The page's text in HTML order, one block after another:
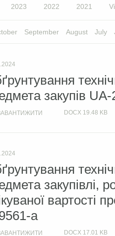
2023 2022 2021
September August July
закупів
DOCX 19.48 KB
закупівлі,
вартості
a
DOCX 17.01 KB